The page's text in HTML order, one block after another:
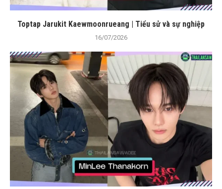
Toptap Jarukit Kaewmoonrueang | Tiểu sử và sự nghiệp
16/07/2026